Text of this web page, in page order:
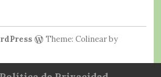
Theme: Colinear by